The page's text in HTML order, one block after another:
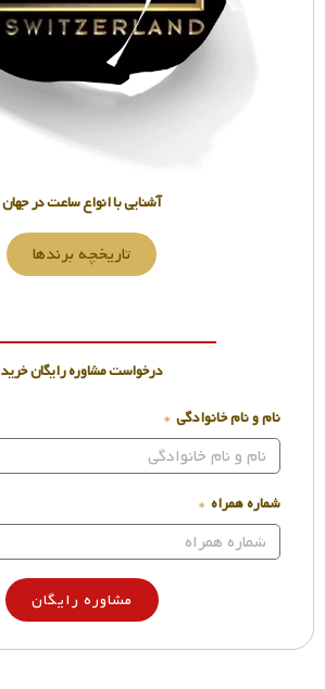
آشنایی با انواع ساعت در جهان
تاریخچه برندها
درخواست مشاوره رایگان خرید
نام و نام خانوادگی
شماره همراه
مشاوره رایگان